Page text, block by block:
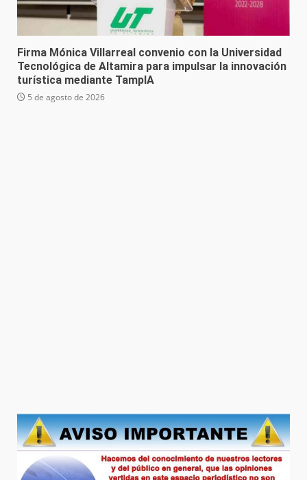
Firma Mónica Villarreal convenio con la Universidad
Tecnológica de Altamira para impulsar la innovación
turística mediante TampIA
5 de agosto de 2026